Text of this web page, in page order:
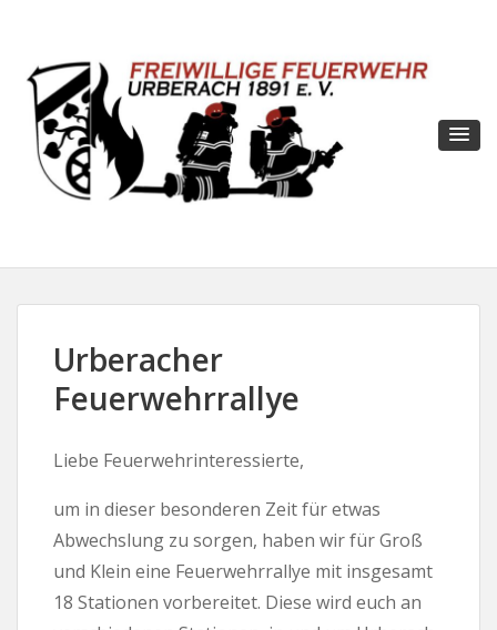
Urberacher
Feuerwehrrallye
Liebe Feuerwehrinteressierte,
um in dieser besonderen Zeit für etwas
Abwechslung zu sorgen, haben wir für Groß
und Klein eine Feuerwehrrallye mit insgesamt
18 Stationen vorbereitet. Diese wird euch an